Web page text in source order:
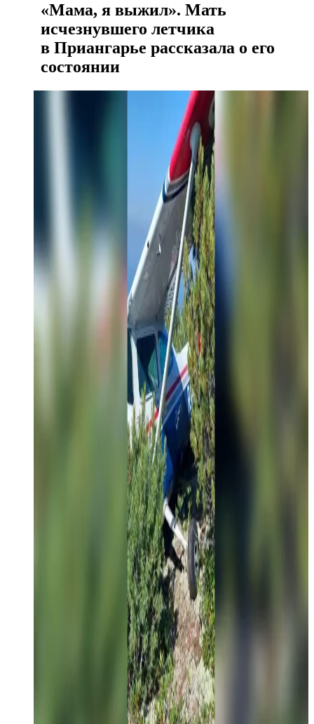
«Мама, я выжил». Мать
исчезнувшего летчика
в Приангарье рассказала о его
состоянии